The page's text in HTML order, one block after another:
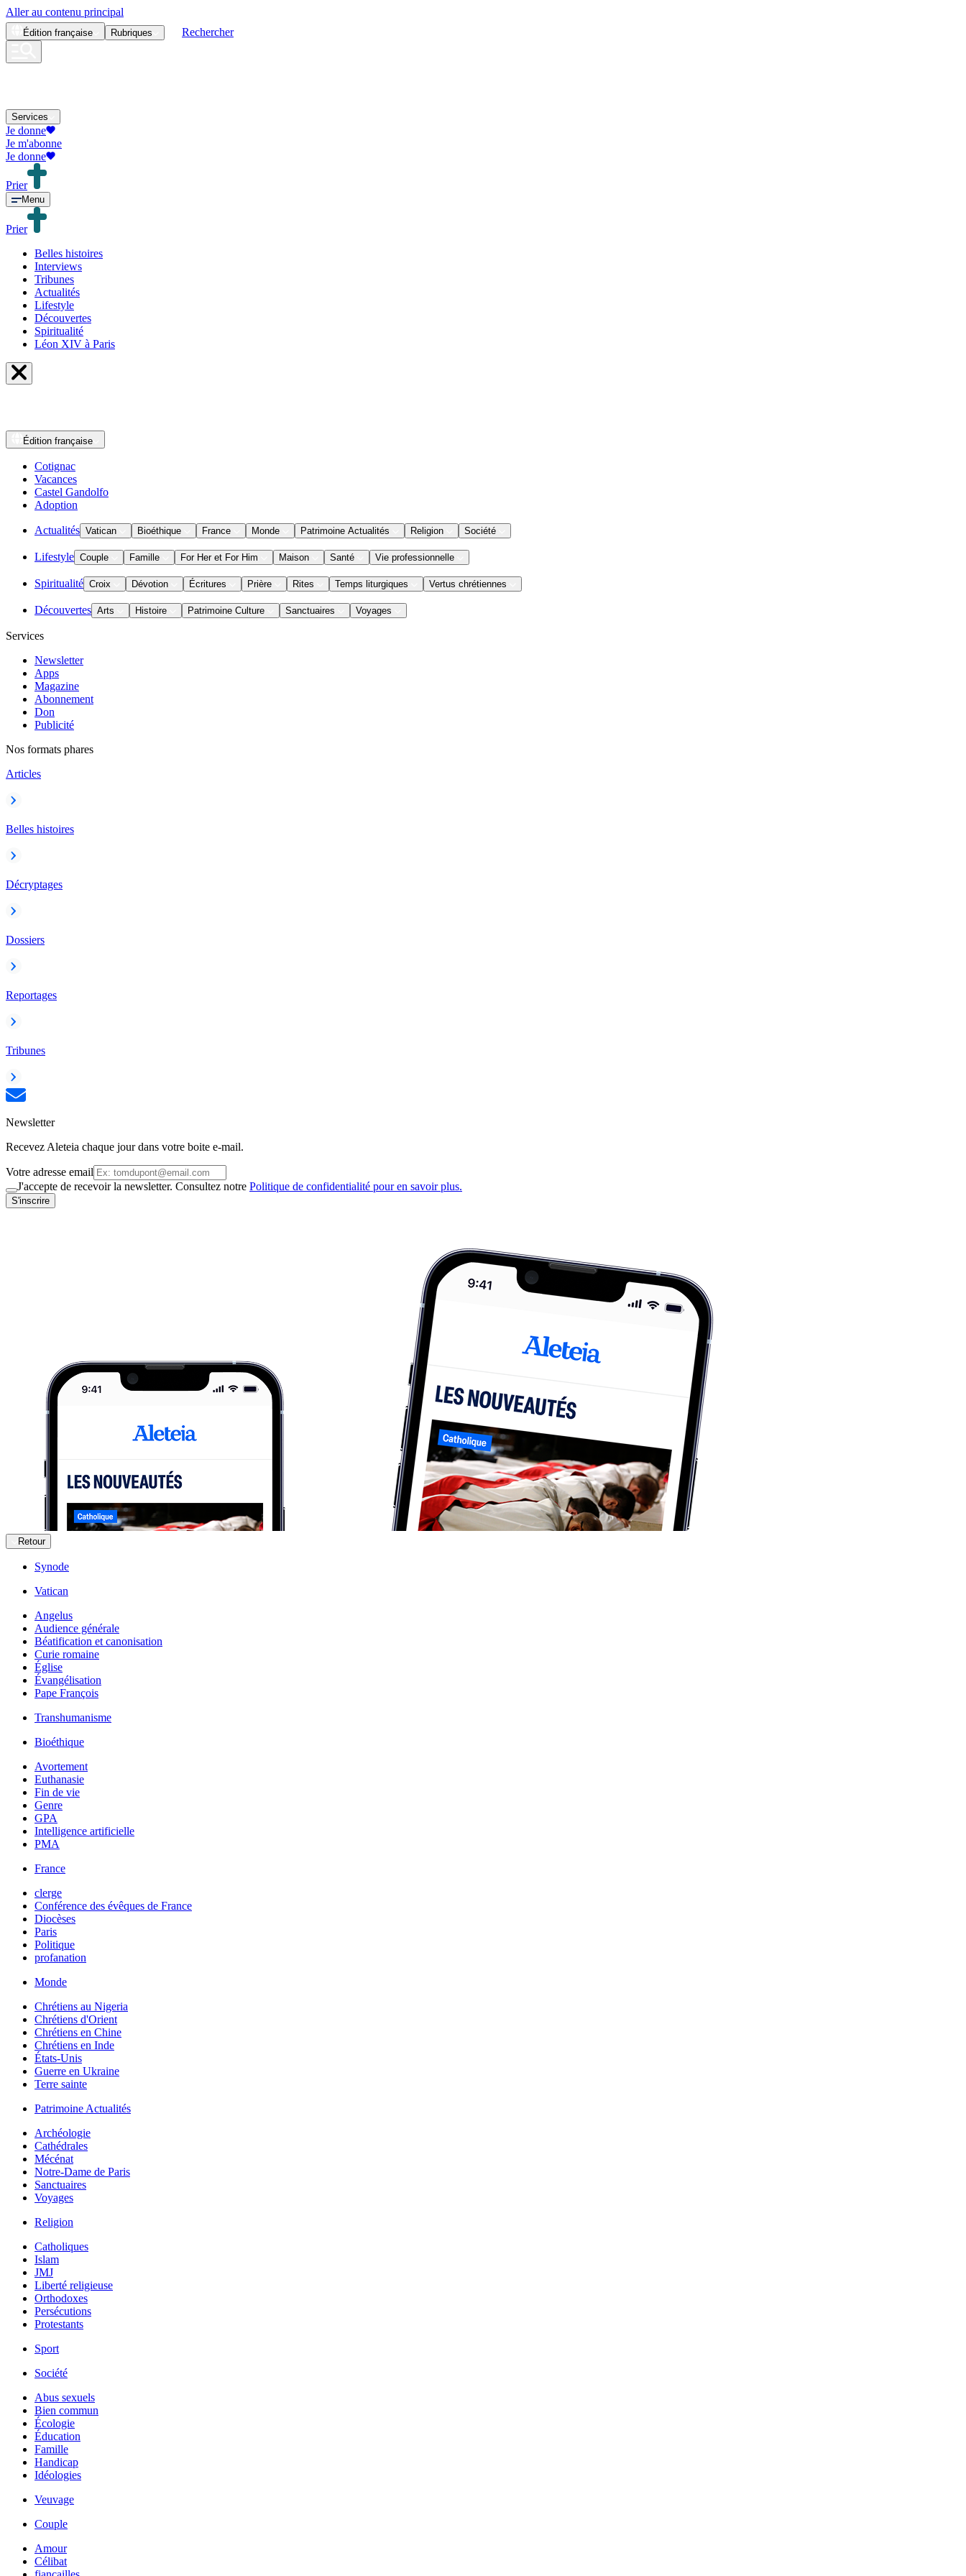
Aller au contenu principal
Édition française Rubriques Rechercher
Services
Je donne
Je m'abonne
Je donne
Prier
Menu
Prier
Belles histoires
Interviews
Tribunes
Actualités
Lifestyle
Découvertes
Spiritualité
Léon XIV à Paris
Édition française
Cotignac
Vacances
Castel Gandolfo
Adoption
Actualités Vatican Bioéthique France Monde Patrimoine Actualités Religion Société
Lifestyle Couple Famille For Her et For Him Maison Santé Vie professionnelle
Spiritualité Croix Dévotion Écritures Prière Rites Temps liturgiques Vertus chrétiennes
Découvertes Arts Histoire Patrimoine Culture Sanctuaires Voyages
Services
Newsletter
Apps
Magazine
Abonnement
Don
Publicité
Nos formats phares
Articles
Belles histoires
Décryptages
Dossiers
Reportages
Tribunes
Newsletter
Recevez Aleteia chaque jour dans votre boite e-mail.
Votre adresse email
J'accepte de recevoir la newsletter. Consultez notre Politique de confidentialité pour en savoir plus.
S'inscrire
Retour
Synode
Vatican
Angelus
Audience générale
Béatification et canonisation
Curie romaine
Église
Évangélisation
Pape François
Transhumanisme
Bioéthique
Avortement
Euthanasie
Fin de vie
Genre
GPA
Intelligence artificielle
PMA
France
clerge
Conférence des évêques de France
Diocèses
Paris
Politique
profanation
Monde
Chrétiens au Nigeria
Chrétiens d'Orient
Chrétiens en Chine
Chrétiens en Inde
États-Unis
Guerre en Ukraine
Terre sainte
Patrimoine Actualités
Archéologie
Cathédrales
Mécénat
Notre-Dame de Paris
Sanctuaires
Voyages
Religion
Catholiques
Islam
JMJ
Liberté religieuse
Orthodoxes
Persécutions
Protestants
Sport
Société
Abus sexuels
Bien commun
Écologie
Éducation
Famille
Handicap
Idéologies
Veuvage
Couple
Amour
Célibat